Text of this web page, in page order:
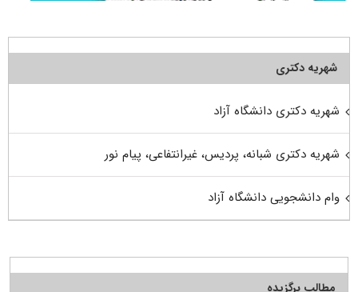
شهریه دکتری
شهریه دکتری دانشگاه آزاد
شهریه دکتری شبانه، پردیس، غیرانتفاعی، پیام نور
وام دانشجویی دانشگاه آزاد
مطالب برگزیده